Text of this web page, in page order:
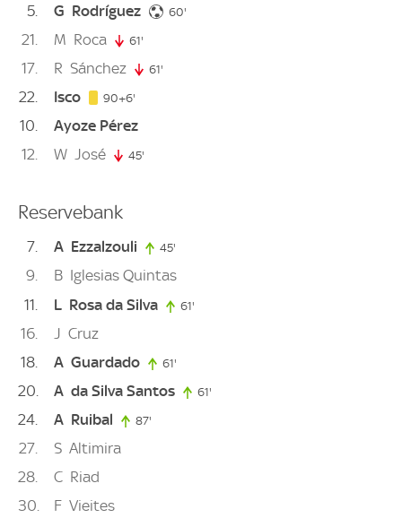
5 G Rodríguez 60'
21 M Roca 61'
17 R Sánchez 61'
22 Isco 90+6'
10
Ayoze Pérez
12
W José 45'
Reservebank
7 A Ezzalzouli 45'
9 B Iglesias Quintas
11
L Rosa da Silva 61'
16 J Cruz
18
A Guardado 61'
20 A da Silva Santos 61'
24 A Ruibal 87'
27 S Altimira
28
C Riad
30
F Vieites